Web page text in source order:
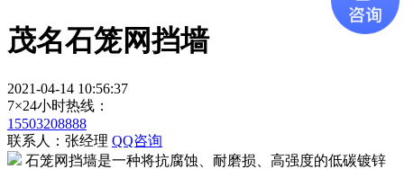
茂名石笼网挡墙
2021-04-14 10:56:37
7×24小时热线：
15503208888
联系人：张经理 QQ咨询
石笼网挡墙是一种将抗腐蚀、耐磨损、高强度的低碳镀锌